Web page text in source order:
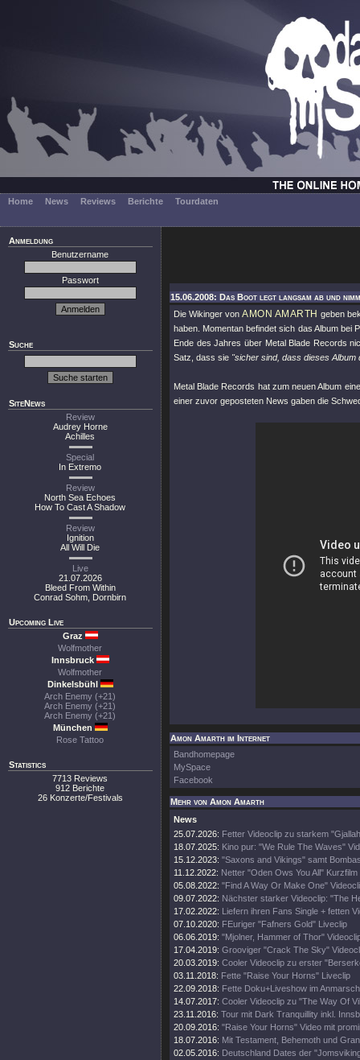
Home News Reviews Berichte Tourdaten
Anmeldung
Benutzername
Passwort
Suche
SiteNews
Review
Audrey Horne
Achilles
Special
In Extremo
Review
North Sea Echoes
How To Cast A Shadow
Review
Ignition
All Will Die
Live
21.07.2026
Bleed From Within
Conrad Sohm, Dornbirn
Upcoming Live
Graz
Wolfmother
Innsbruck
Wolfmother
Dinkelsbühl
Arch Enemy (+21)
Arch Enemy (+21)
Arch Enemy (+21)
München
Rose Tattoo
Statistics
7713 Reviews
912 Berichte
26 Konzerte/Festivals
15.06.2008: Das Boot legt langsam ab und
Die Wikinger vonAMON AMARTH geben
haben. Momentan befindet sich das Album bei
Ende des Jahres über Metal Blade Records
Satz, dass sie "sicher sind, dass dieses Album
Metal Blade Records hat zum neuen Album
einer zuvor geposteten News gaben die
Amon Amarth im Internet
Bandhomepage
MySpace
Facebook
Mehr von Amon Amarth
News
25.07.2026: Fetter Videoclip zu starkem
18.07.2025: Kino pur: "We Rule The Waves"
15.12.2023: "Saxons and Vikings" samt
11.12.2022: Netter "Oden Ows You All" Kurzfilm
05.08.2022: "Find A Way Or Make One"
09.07.2022: Nächster starker Videoclip: "The
17.02.2022: Liefern ihren Fans Single + fetten
07.10.2020: FEuriger "Fafners Gold" Liveclip
06.06.2019: "Mjolner, Hammer of Thor"
17.04.2019: Grooviger "Crack The Sky"
20.03.2019: Cooler Videoclip zu erster
03.11.2018: Fette "Raise Your Horns" Liveclip
22.09.2018: Fette Doku+Liveshow im Anmarsch
14.07.2017: Cooler Videoclip zu "The Way Of
23.11.2016: Tour mit Dark Tranquillity inkl.
20.09.2016: "Raise Your Horns" Video mit
18.07.2016: Mit Testament, Behemoth und
02.05.2016: Deutschland Dates der